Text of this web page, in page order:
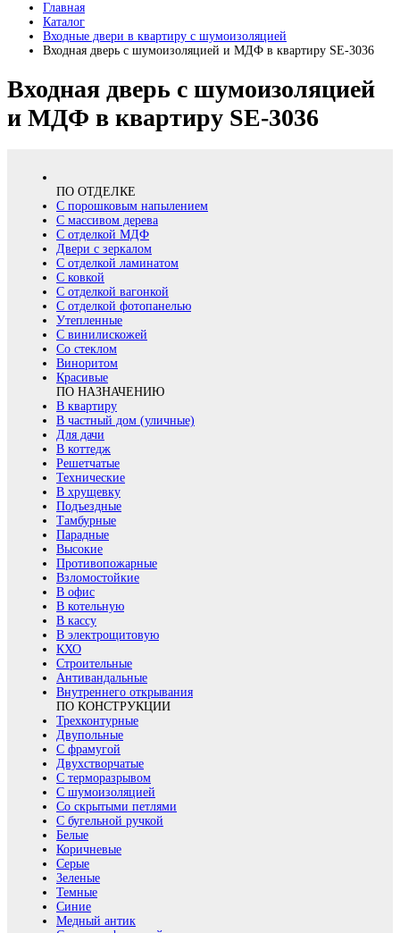
Главная
Каталог
Входные двери в квартиру с шумоизоляцией
Входная дверь с шумоизоляцией и МДФ в квартиру SE-3036
Входная дверь с шумоизоляцией
и МДФ в квартиру SE-3036
ПО ОТДЕЛКЕ
С порошковым напылением
С массивом дерева
С отделкой МДФ
Двери с зеркалом
С отделкой ламинатом
С ковкой
С отделкой вагонкой
С отделкой фотопанелью
Утепленные
С винилискожей
Со стеклом
Виноритом
Красивые
ПО НАЗНАЧЕНИЮ
В квартиру
В частный дом (уличные)
Для дачи
В коттедж
Решетчатые
Технические
В хрущевку
Подъездные
Тамбурные
Парадные
Высокие
Противопожарные
Взломостойкие
В офис
В котельную
В кассу
В электрощитовую
КХО
Строительные
Антивандальные
Внутреннего открывания
ПО КОНСТРУКЦИИ
Трехконтурные
Двупольные
С фрамугой
Двухстворчатые
С терморазрывом
С шумоизоляцией
Со скрытыми петлями
С бугельной ручкой
Белые
Коричневые
Серые
Зеленые
Темные
Синие
Медный антик